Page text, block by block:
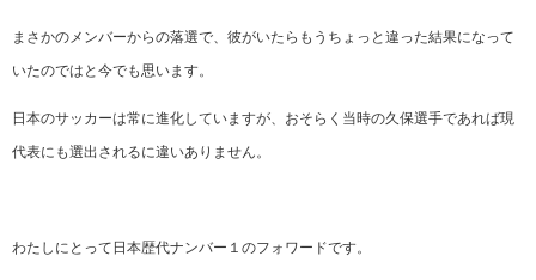
まさかのメンバーからの落選で、彼がいたらもうちょっと違った結果になって
いたのではと今でも思います。
日本のサッカーは常に進化していますが、おそらく当時の久保選手であれば現
代表にも選出されるに違いありません。
わたしにとって日本歴代ナンバー１のフォワードです。